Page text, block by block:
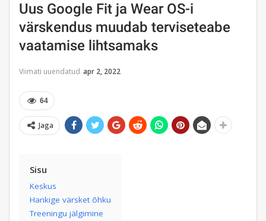
Uus Google Fit ja Wear OS-i
värskendus muudab terviseteabe
vaatamise lihtsamaks
Viimati uuendatud apr 2, 2022
64
Jaga
Sisu
Keskus
Hankige värsket õhku
Treeningu jälgimine